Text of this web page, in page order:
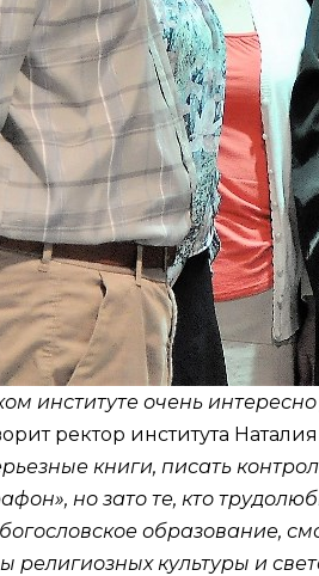
институте очень интересно
ректор института
книги, писать
но зато те, кто
образование,
религиозных культуры и